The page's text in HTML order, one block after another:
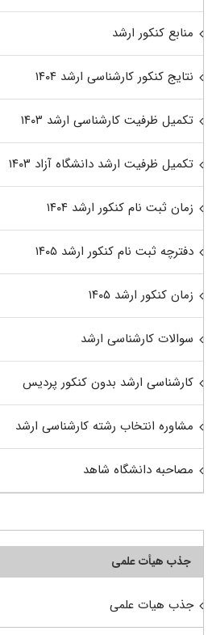
منابع کنکور ارشد
نتایج کنکور کارشناسی ارشد ۱۴۰۴
تکمیل ظرفیت کارشناسی ارشد ۱۴۰۳
تکمیل ظرفیت ارشد دانشگاه آزاد ۱۴۰۳
زمان ثبت نام کنکور ارشد ۱۴۰۴
دفترچه ثبت نام کنکور ارشد ۱۴۰۵
زمان کنکور ارشد ۱۴۰۵
سوالات کارشناسی ارشد
کارشناسی ارشد بدون کنکور پردیس
مشاوره انتخاب رشته کارشناسی ارشد
مصاحبه دانشگاه شاهد
جذب هیأت علمی
جذب هیات علمی